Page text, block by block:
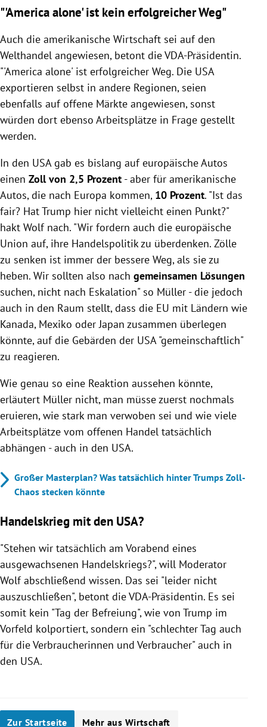
"'America alone' ist kein erfolgreicher Weg"
Auch die amerikanische Wirtschaft sei auf den
Welthandel angewiesen, betont die VDA-Präsidentin.
"'America alone' ist erfolgreicher Weg. Die USA
exportieren selbst in andere Regionen, seien
ebenfalls auf offene Märkte angewiesen, sonst
würden dort ebenso Arbeitsplätze in Frage gestellt
werden.
In den USA gab es bislang auf europäische Autos
einen Zoll von 2,5 Prozent - aber für amerikanische
Autos, die nach Europa kommen, 10 Prozent. "Ist das
fair? Hat Trump hier nicht vielleicht einen Punkt?"
hakt Wolf nach. "Wir fordern auch die europäische
Union auf, ihre Handelspolitik zu überdenken. Zölle
zu senken ist immer der bessere Weg, als sie zu
heben. Wir sollten also nach gemeinsamen Lösungen
suchen, nicht nach Eskalation" so Müller - die jedoch
auch in den Raum stellt, dass die EU mit Ländern wie
Kanada, Mexiko oder Japan zusammen überlegen
könnte, auf die Gebärden der USA "gemeinschaftlich"
zu reagieren.
Wie genau so eine Reaktion aussehen könnte,
erläutert Müller nicht, man müsse zuerst nochmals
eruieren, wie stark man verwoben sei und wie viele
Arbeitsplätze vom offenen Handel tatsächlich
abhängen - auch in den USA.
Großer Masterplan? Was tatsächlich hinter Trumps Zoll-
Chaos stecken könnte
Handelskrieg mit den USA?
"Stehen wir tatsächlich am Vorabend eines
ausgewachsenen Handelskriegs?", will Moderator
Wolf abschließend wissen. Das sei "leider nicht
auszuschließen", betont die VDA-Präsidentin. Es sei
somit kein "Tag der Befreiung", wie von Trump im
Vorfeld kolportiert, sondern ein "schlechter Tag auch
für die Verbraucherinnen und Verbraucher" auch in
den USA.
Zur Startseite Mehr aus Wirtschaft